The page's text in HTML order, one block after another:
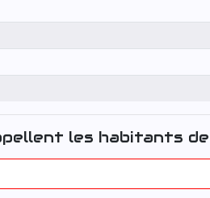
les habitants